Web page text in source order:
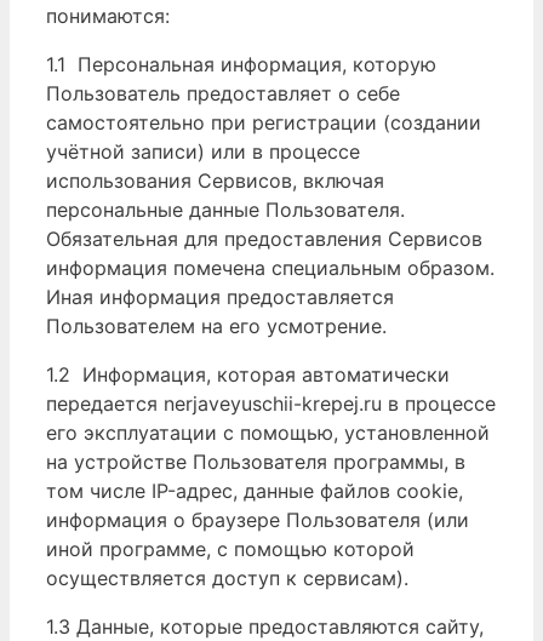
понимаются:
1.1 Персональная информация, которую
Пользователь предоставляет о себе
самостоятельно при регистрации (создании
учётной записи) или в процессе
использования Сервисов, включая
персональные данные Пользователя.
Обязательная для предоставления Сервисов
информация помечена специальным образом.
Иная информация предоставляется
Пользователем на его усмотрение.
1.2 Информация, которая автоматически
передается nerjaveyuschii-krepej.ru в процессе
его эксплуатации с помощью, установленной
на устройстве Пользователя программы, в
том числе IP-адрес, данные файлов cookie,
информация о браузере Пользователя (или
иной программе, с помощью которой
осуществляется доступ к сервисам).
1.3 Данные, которые предоставляются сайту,